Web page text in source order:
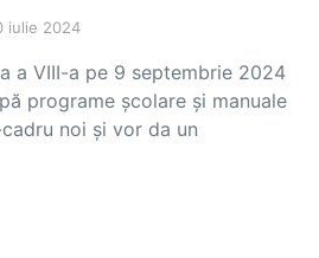
iulie 2024
a VIII-a pe 9 septembrie 2024
programe școlare și manuale
noi și vor da un